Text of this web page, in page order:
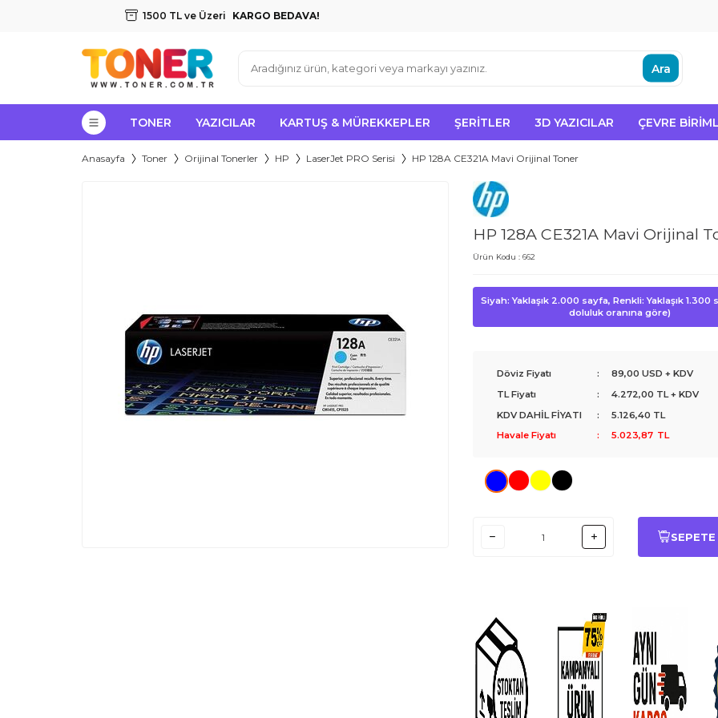
1500 TL ve Üzeri KARGO BEDAVA!
Ara
TONER YAZICILAR KARTUŞ & MÜREKKEPLER ŞERITLER 3D YAZICILAR ÇEVRE
Anasayfa Toner Orijinal Tonerler HP LaserJet PRO Serisi HP 128A CE321A Mavi Orijinal Toner
HP 128A CE321A Mavi Orijinal
Ürün Kodu : 662
Siyah: Yaklaşık 2.000 sayfa, Renkli: Yaklaşık 1.300
doluluk oranına göre)
Döviz Fiyatı :
89,00 USD + KDV
TL Fiyatı
: 4.272,00 TL + KDV
KDV DAHİL FİYATI
: 5.126,40 TL
Havale Fiyatı
: 5.023,87 TL